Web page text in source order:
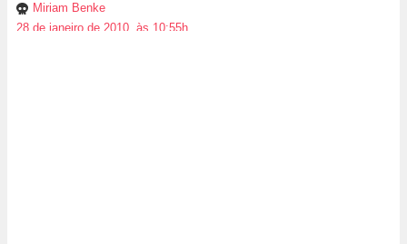
Miriam Benke
28 de janeiro de 2010, às 10:55h